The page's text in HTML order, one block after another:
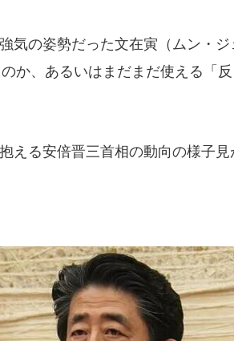
気の姿勢だった文在寅（ムン・
か、あるいはまだまだ使える「
える安倍晋三首相の動向の様子